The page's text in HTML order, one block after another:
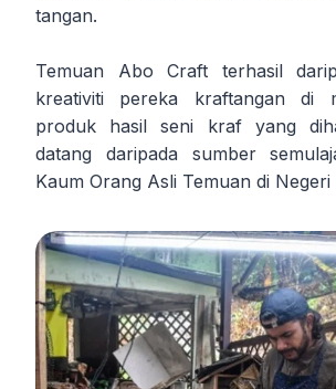
tangan.
Temuan Abo Craft terhasil
kreativiti pereka kraftangan di
produk hasil seni kraf yang
datang daripada sumber
Kaum Orang Asli Temuan di Negeri